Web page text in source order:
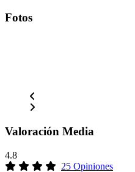
Fotos
Valoración Media
4.8
25 Opiniones